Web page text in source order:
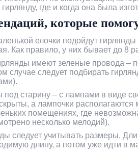
где и когда она была
которые
елочки подойдут
Как правило, у них бывает до 8
имеют зеленые провода –
случае следует подбирать
старину – с лампами в виде
а лампочки
помещениях, где
несколько мелодий).
следует учитывать размеры.
длину, а потом уже идти в
енергетика
і